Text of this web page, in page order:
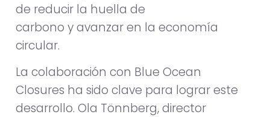
de reducir la huella de
carbono y avanzar en la economía
circular.
La colaboración con Blue Ocean
Closures ha sido clave para lograr este
desarrollo. Ola Tönnberg, director